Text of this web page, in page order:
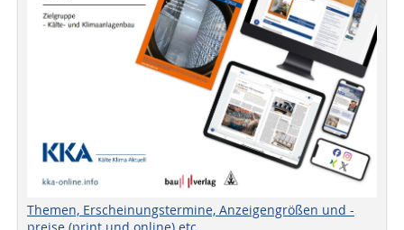
Themen, Erscheinungstermine, Anzeigengrößen und -